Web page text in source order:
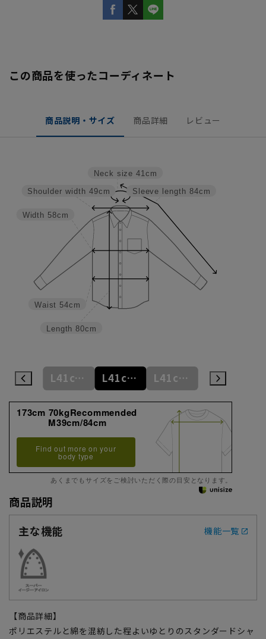
この商品を使ったコーディネート
商品説明・サイズ 商品詳細 レビュー
Sleeve length 84cm
Neck size 41cm
Length 80cm
Waist 54cm
Width 58cm
Shoulder width 49cm
L41cm/80cm L41cm/82cm L41cm/84cm L41cm/86cm
173cm 70kgRecommended
M39cm/84cm
Find out more on your
body type
あくまでもサイズをご検討いただく際の目安となります。
商品説明
主な機能
機能一覧
【商品詳細】
ポリエステルと綿を混紡した程よいゆとりのスタンダードシャ